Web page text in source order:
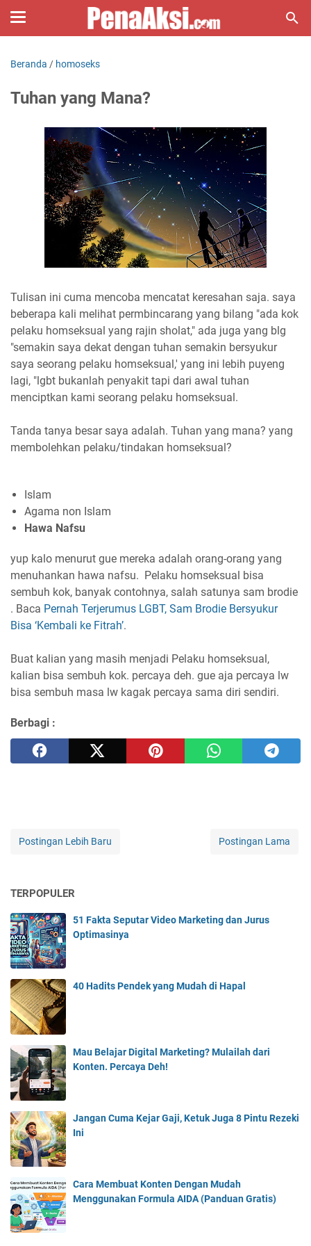
Beranda / homoseks
Tuhan yang Mana?
Tulisan ini cuma mencoba mencatat keresahan saja. saya
beberapa kali melihat permbincarang yang bilang "ada kok
pelaku homseksual yang rajin sholat," ada juga yang blg
"semakin saya dekat dengan tuhan semakin bersyukur
saya seorang pelaku homseksual,' yang ini lebih puyeng
lagi, "lgbt bukanlah penyakit tapi dari awal tuhan
menciptkan kami seorang pelaku homseksual.
Tanda tanya besar saya adalah. Tuhan yang mana? yang
membolehkan pelaku/tindakan homseksual?
Islam
Agama non Islam
Hawa Nafsu
yup kalo menurut gue mereka adalah orang-orang yang
menuhankan hawa nafsu. Pelaku homseksual bisa
sembuh kok, banyak contohnya, salah satunya sam brodie
. Baca Pernah Terjerumus LGBT, Sam Brodie Bersyukur
Bisa ‘Kembali ke Fitrah’.
Buat kalian yang masih menjadi Pelaku homseksual,
kalian bisa sembuh kok. percaya deh. gue aja percaya lw
bisa sembuh masa lw kagak percaya sama diri sendiri.
Berbagi :
Postingan Lebih Baru Postingan Lama
TERPOPULER
51 Fakta Seputar Video Marketing dan Jurus
Optimasinya
40 Hadits Pendek yang Mudah di Hapal
Mau Belajar Digital Marketing? Mulailah dari
Konten. Percaya Deh!
Jangan Cuma Kejar Gaji, Ketuk Juga 8 Pintu Rezeki
Ini
Cara Membuat Konten Dengan Mudah
Menggunakan Formula AIDA (Panduan Gratis)